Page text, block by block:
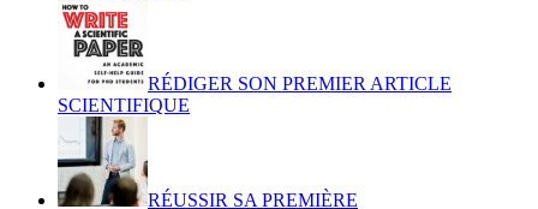
RÉDIGER SON PREMIER ARTICLE
SCIENTIFIQUE
RÉUSSIR SA PREMIÈRE